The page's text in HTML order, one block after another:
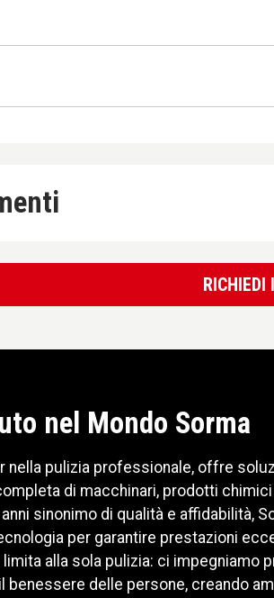
RICHIEDI
nel Mondo Sorma
nella pulizia professionale, offre
di macchinari, prodotti
anni sinonimo di qualità e affidabilità,
per garantire prestazioni
limita alla sola pulizia: ci impegniamo
benessere delle persone, creando